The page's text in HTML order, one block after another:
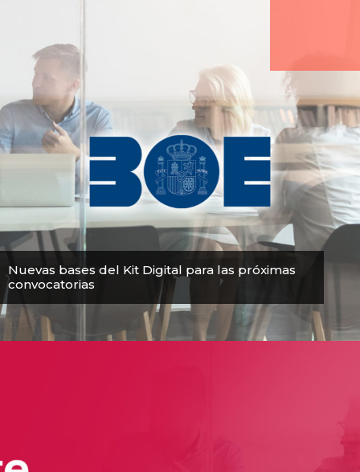
Nuevas bases del Kit Digital para las próximas
convocatorias